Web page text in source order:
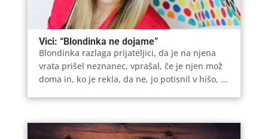
Vici: “Blondinka ne dojame”
Blondinka razlaga prijateljici, da je na njena
vrata prišel neznanec, vprašal, če je njen mož
doma in, ko je rekla, da ne, jo potisnil v hišo, …